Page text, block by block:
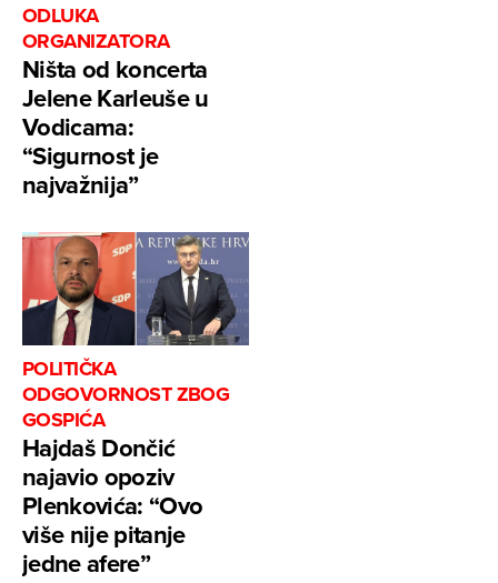
ODLUKA
ORGANIZATORA
Ništa od koncerta
Jelene Karleuše u
Vodicama:
“Sigurnost je
najvažnija”
POLITIČKA
ODGOVORNOST ZBOG
GOSPIĆA
Hajdaš Dončić
najavio opoziv
Plenkovića: “Ovo
više nije pitanje
jedne afere”